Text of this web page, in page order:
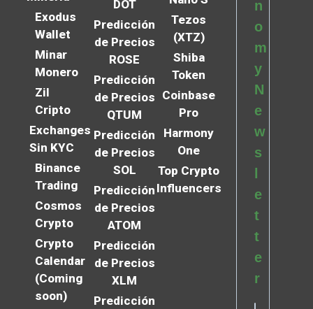
Exodus
Wallet
Minar
Monero
Zil
Cripto
Exchanges
Sin KYC
Binance
Trading
Cosmos
Crypto
Crypto
Calendar
(Coming
soon)
DOT
Predicción
de Precios
ROSE
Predicción
de Precios
QTUM
Predicción
de Precios
SOL
Predicción
de Precios
ATOM
Predicción
de Precios
XLM
Predicción
Tezos
(XTZ)
Shiba
Token
Coinbase
Pro
Harmony
One
Top Crypto
Influencers
n
o
m
y
N
e
w
s
e
t
t
e
r